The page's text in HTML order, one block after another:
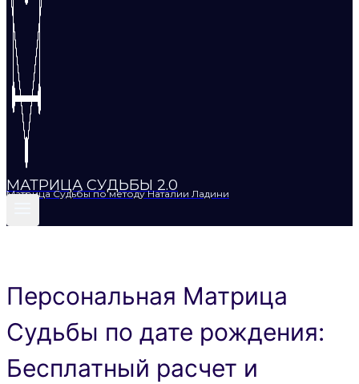
МАТРИЦА СУДЬБЫ 2.0
Матрица Судьбы по методу Наталии Ладини
Персональная Матрица
Судьбы по дате рождения:
Бесплатный расчет и